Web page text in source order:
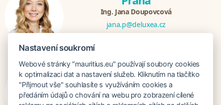
Ing. Jana Doupovcová
jana.p@deluxea.cz
Bratislava
Katarina Hutníková
katarina@deluxea.sk
Nastavení soukromí
Webové stránky "mauritius.eu" používají soubory cookies
k optimalizaci dat a nastavení služeb. Kliknutím na tlačítko
"Přijmout vše" souhlasíte s využíváním cookies a
předáním údajů o chování na webu pro zobrazení cílené